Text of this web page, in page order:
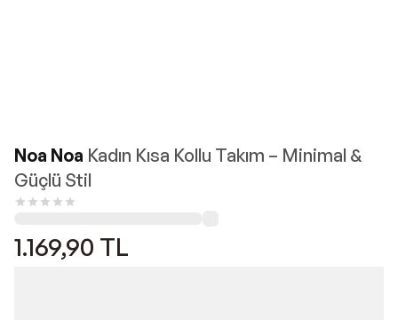
Noa Noa Kadın Kısa Kollu Takım – Minimal &
Güçlü Stil
1.169,90 TL